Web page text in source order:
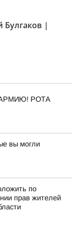
|
РОТА
вы могли
по
прав жителей